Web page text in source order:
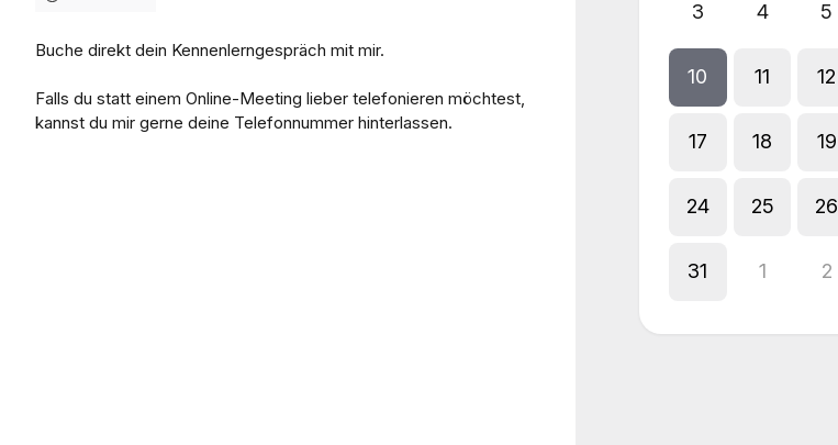
Buche direkt dein Kennenlerngespräch mit mir.
Falls du statt einem Online-Meeting lieber telefonieren möchtest,
kannst du mir gerne deine Telefonnummer hinterlassen.
3 4 5
10 11 12
17 18 19
24 25 26
31 1 2